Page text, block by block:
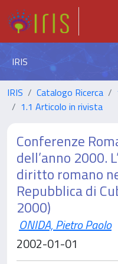
IRIS
IRIS Catalogo Ricerca
1.1 Articolo in rivista
Conferenze
dell’anno 2000.
diritto romano
Repubblica di
2000)
ONIDA, Pietro Paolo
2002-01-01